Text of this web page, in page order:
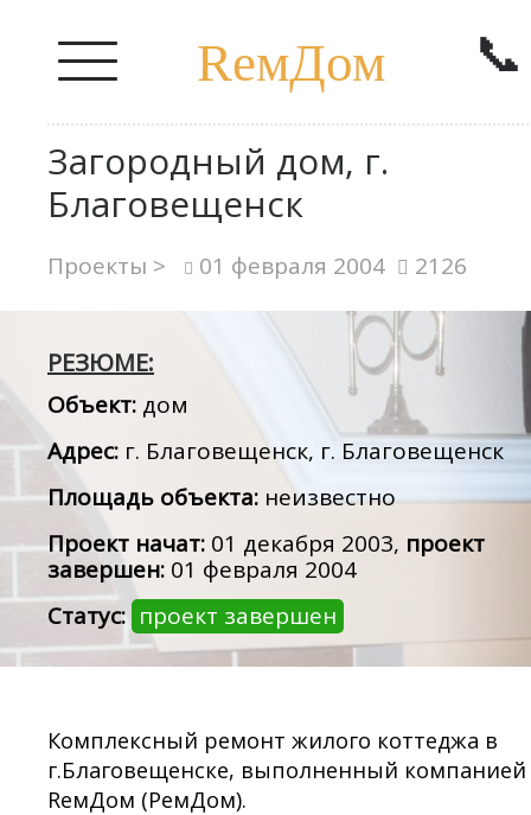
RемДом 📞
Загородный дом, г.
Благовещенск
Проекты > 01 февраля 2004 2126
РЕЗЮМЕ:
Объект: дом
Адрес: г. Благовещенск, г. Благовещенск
Площадь объекта: неизвестно
Проект начат: 01 декабря 2003, проект
завершен: 01 февраля 2004
Статус: проект завершен
Комплексный ремонт жилого коттеджа в
г.Благовещенске, выполненный компанией
RемДом (РемДом).